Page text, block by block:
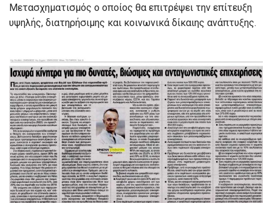
Μετασχηματισμός ο οποίος θα επιτρέψει την επίτευξη
υψηλής, διατηρήσιμης και κοινωνικά δίκαιης ανάπτυξης.